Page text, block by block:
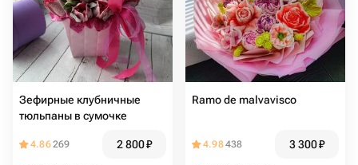
Зефирные клубничные
тюльпаны в сумочке
4.86269 2 800₽
Ramo de malvavisco
4.98438 3 300₽